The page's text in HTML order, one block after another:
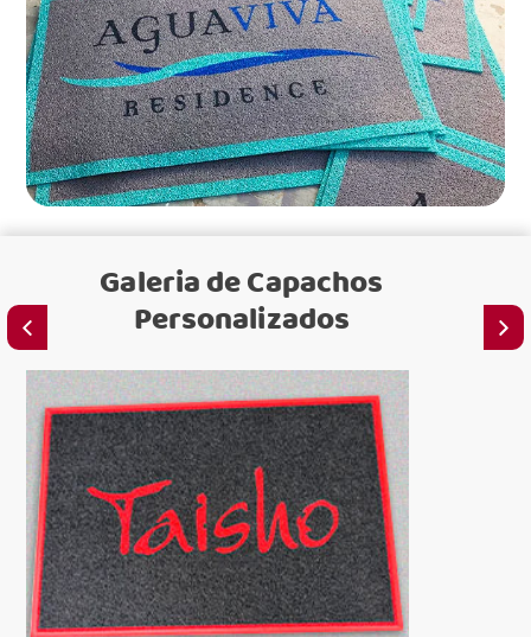
Galeria deCapachos
Personalizados